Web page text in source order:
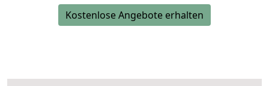
Kostenlose Angebote erhalten